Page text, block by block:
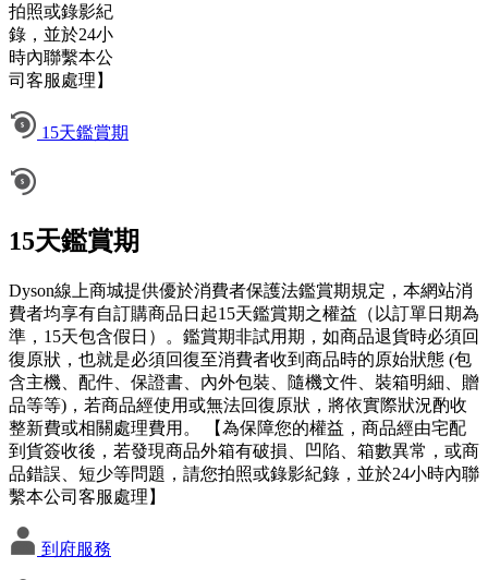
拍照或錄影紀
錄，並於24小
時內聯繫本公
司客服處理】
15天鑑賞期
15天鑑賞期
Dyson線上商城提供優於消費者保護法鑑賞期規定，本網站消
費者均享有自訂購商品日起15天鑑賞期之權益（以訂單日期為
準，15天包含假日）。鑑賞期非試用期，如商品退貨時必須回
復原狀，也就是必須回復至消費者收到商品時的原始狀態 (包
含主機、配件、保證書、內外包裝、隨機文件、裝箱明細、贈
品等等)，若商品經使用或無法回復原狀，將依實際狀況酌收
整新費或相關處理費用。 【為保障您的權益，商品經由宅配
到貨簽收後，若發現商品外箱有破損、凹陷、箱數異常，或商
品錯誤、短少等問題，請您拍照或錄影紀錄，並於24小時內聯
繫本公司客服處理】
到府服務